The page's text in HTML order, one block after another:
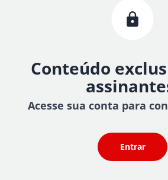
Conteúdo
Acesse sua conta para
Entrar